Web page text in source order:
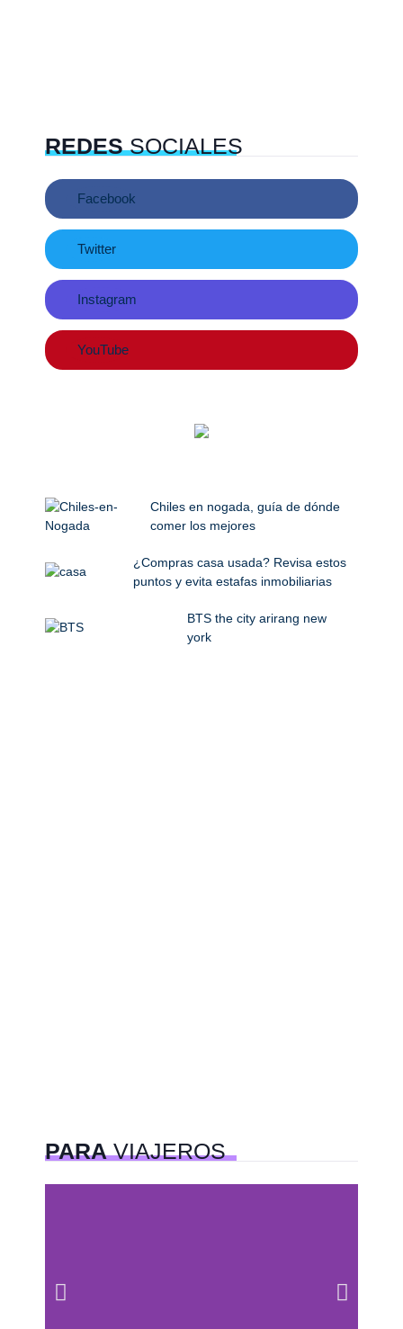
REDESSOCIALES
Facebook
Twitter
Instagram
YouTube
Chiles en nogada, guía de dónde
comer los mejores
¿Compras casa usada? Revisa estos
puntos y evita estafas inmobiliarias
BTS the city arirang new
york
PARAVIAJEROS